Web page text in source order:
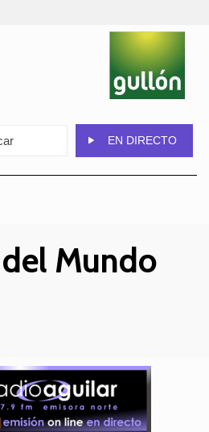
EN DIRECTO
Mundo